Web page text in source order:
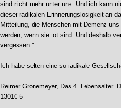
sind nicht mehr unter uns. Und ich kann
dieser radikalen Erinnerungslosigkeit an
Mitteilung, die Menschen mit Demenz
werden, wenn sie tot sind. Und deshalb
vergessen.“
Ich habe selten eine so radikale
Reimer Gronemeyer, Das 4. Lebensalter.
13010-5